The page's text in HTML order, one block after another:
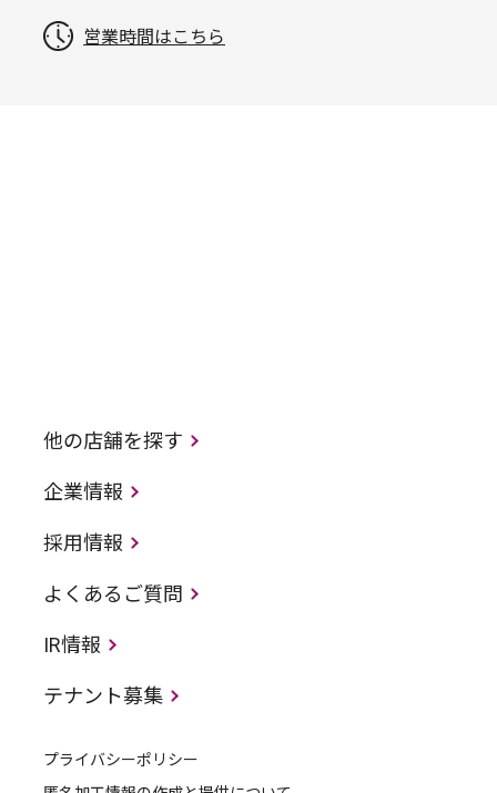
営業時間はこちら
他の店舗を探す
企業情報
採用情報
よくあるご質問
IR情報
テナント募集
プライバシーポリシー